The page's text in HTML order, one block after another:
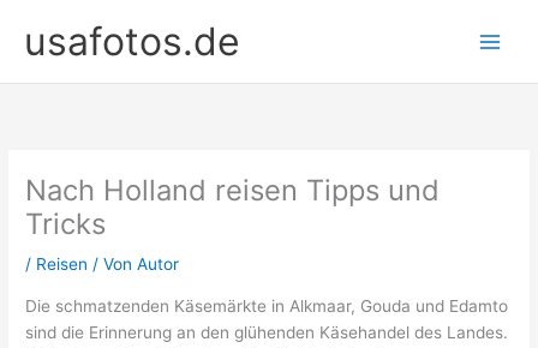
Inhaltusafotos.de
Nach Holland reisen Tipps und
Tricks
/ Reisen / VonAutor
Die schmatzenden Käsemärkte in Alkmaar, Gouda und Edamto
sind die Erinnerung an den glühenden Käsehandel des Landes.